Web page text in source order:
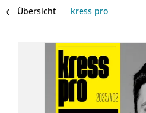
Übersicht kress pro